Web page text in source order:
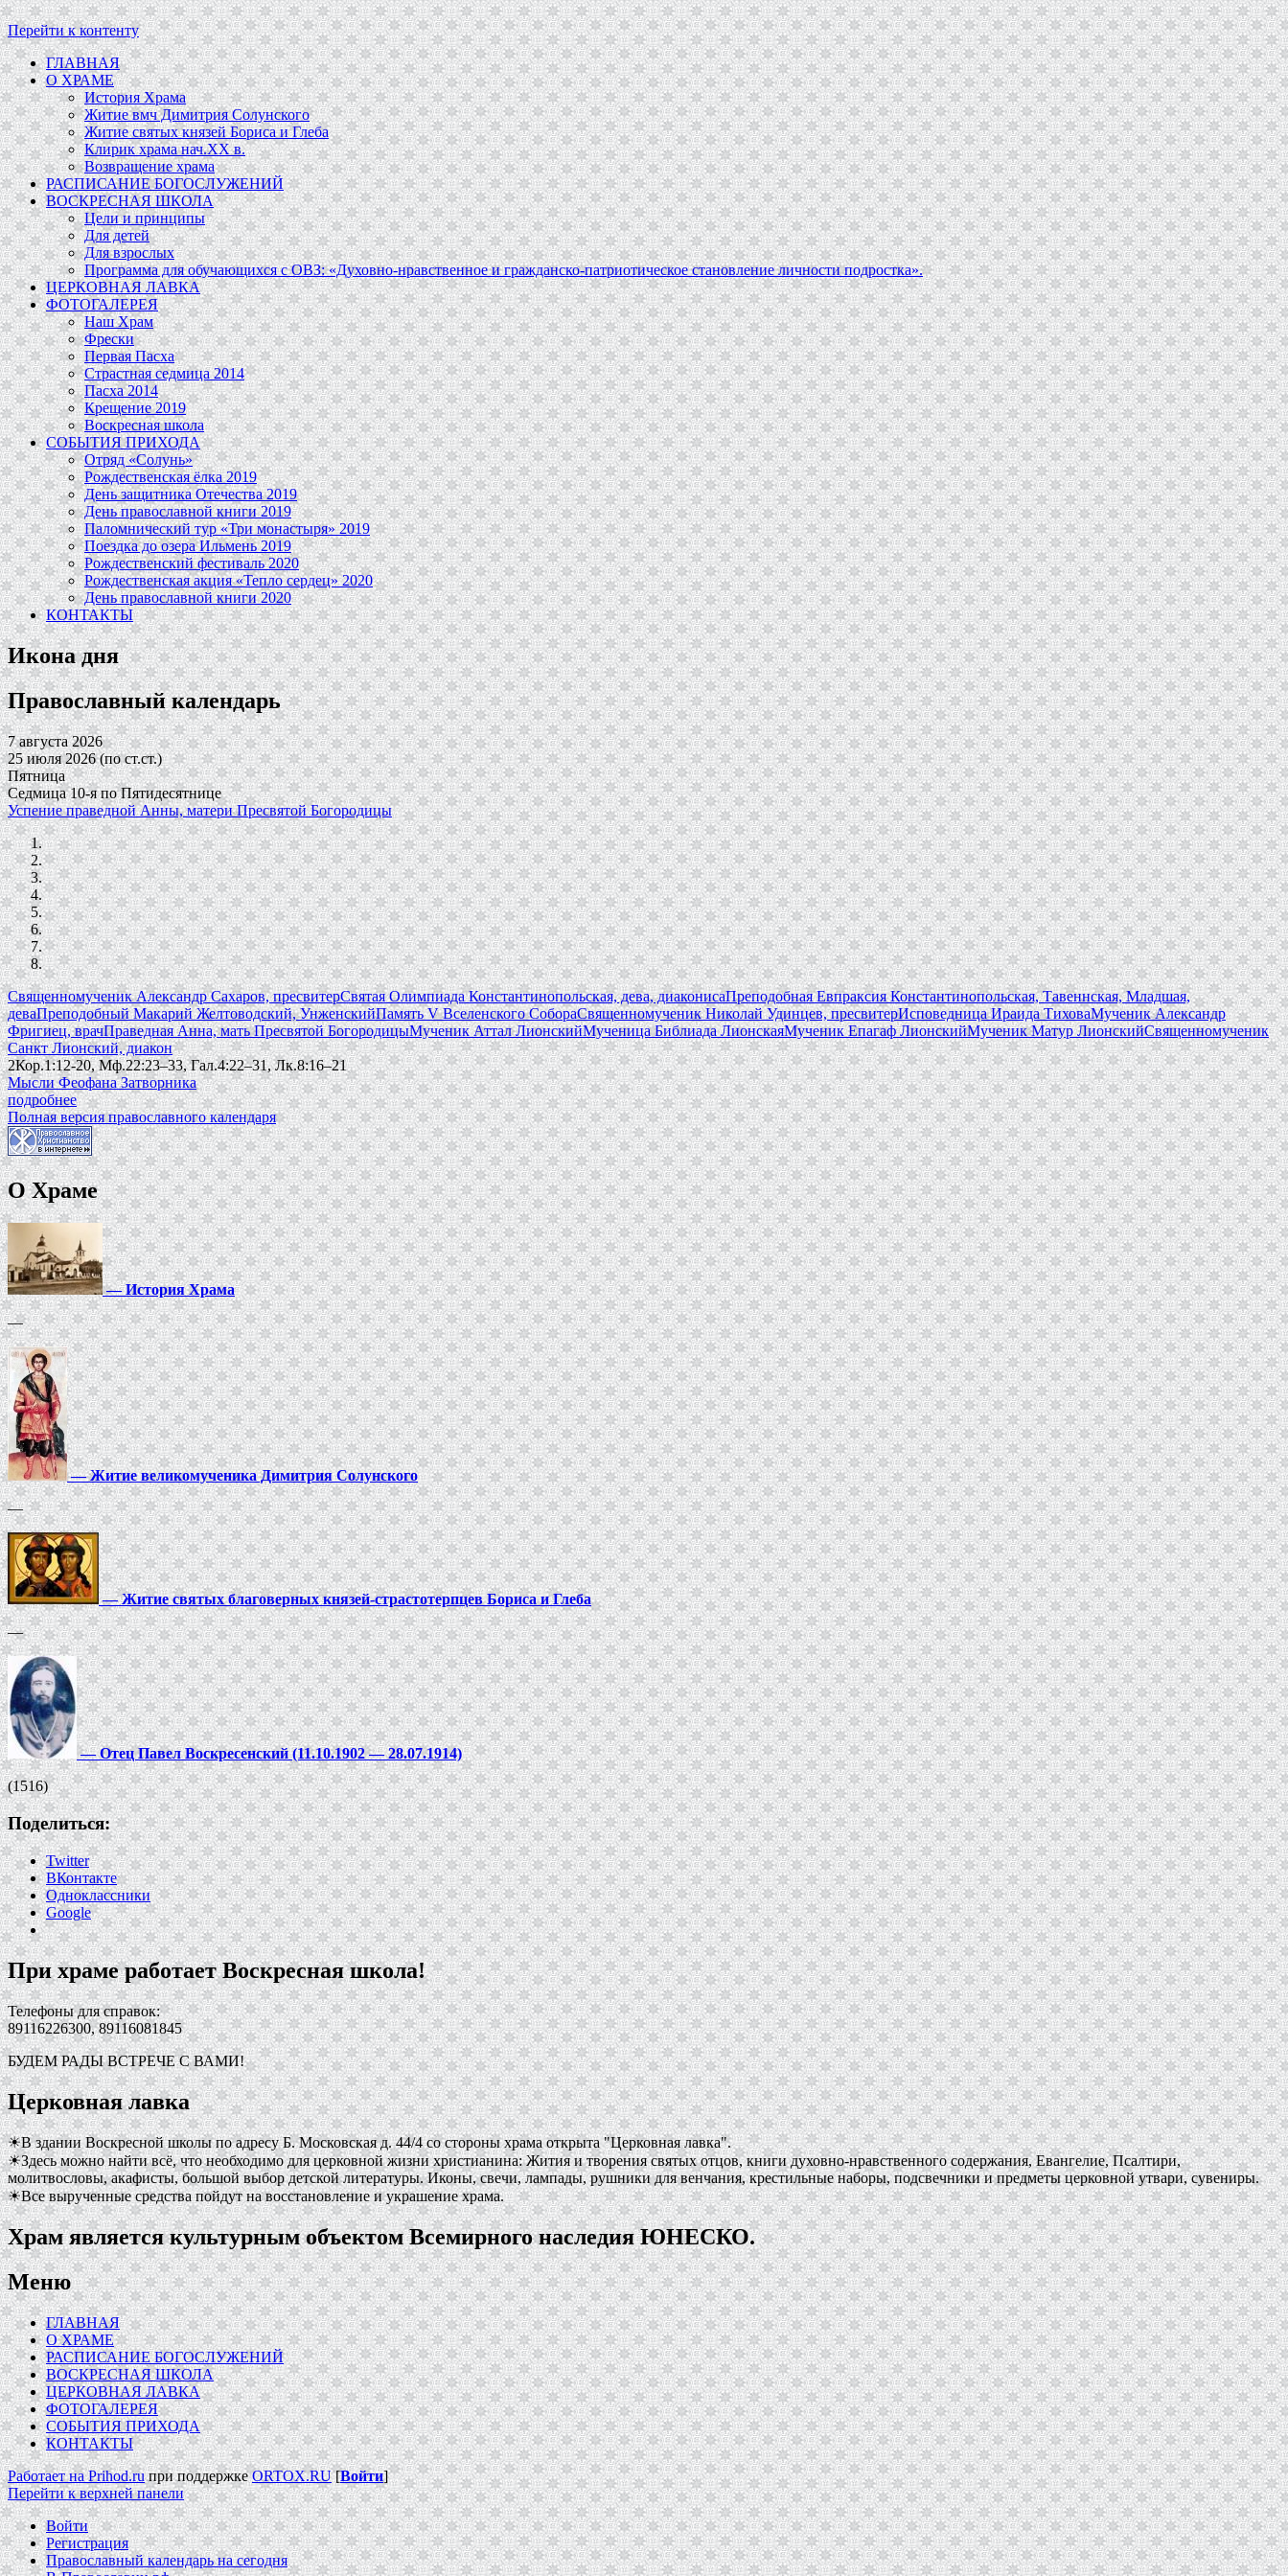
Перейти к контенту
ГЛАВНАЯ
О ХРАМЕ
История Храма
Житие вмч Димитрия Солунского
Житие святых князей Бориса и Глеба
Клирик храма нач.ХХ в.
Возвращение храма
РАСПИСАНИЕ БОГОСЛУЖЕНИЙ
ВОСКРЕСНАЯ ШКОЛА
Цели и принципы
Для детей
Для взрослых
Программа для обучающихся c ОВЗ: «Духовно-нравственное и гражданско-патриотическое становление личности подростка».
ЦЕРКОВНАЯ ЛАВКА
ФОТОГАЛЕРЕЯ
Наш Храм
Фрески
Первая Пасха
Страстная седмица 2014
Пасха 2014
Крещение 2019
Воскресная школа
СОБЫТИЯ ПРИХОДА
Отряд «Солунь»
Рождественская ёлка 2019
День защитника Отечества 2019
День православной книги 2019
Паломнический тур «Три монастыря» 2019
Поездка до озера Ильмень 2019
Рождественский фестиваль 2020
Рождественская акция «Тепло сердец» 2020
День православной книги 2020
КОНТАКТЫ
Икона дня
Православный календарь
7 августа 2026
25 июля 2026 (по ст.ст.)
Пятница
Седмица 10-я по Пятидесятнице
Успение праведной Анны, матери Пресвятой Богородицы
Священномученик Александр Сахаров, пресвитерСвятая Олимпиада Константинопольская, дева, диаконисаПреподобная Евпраксия Константинопольская, Тавеннская, Младшая,
деваПреподобный Макарий Желтоводский, УнженскийПамять V Вселенского СобораСвященномученик Николай Удинцев, пресвитерИсповедница Ираида ТиховаМученик Александр
Фригиец, врачПраведная Анна, мать Пресвятой БогородицыМученик Аттал ЛионскийМученица Библиада ЛионскаяМученик Епагаф ЛионскийМученик Матур ЛионскийСвященномученик
Санкт Лионский, диакон
2Кор.1:12-20, Мф.22:23–33, Гал.4:22–31, Лк.8:16–21
Мысли Феофана Затворника
подробнее
Полная версия православного календаря
О Храме
—История Храма
—
—Житие великомученика Димитрия Солунского
—
—Житие святых благоверных князей-страстотерпцев Бориса и Глеба
—
—Отец Павел Воскресенский (11.10.1902 — 28.07.1914)
(1516)
Поделиться:
Twitter
ВКонтакте
Одноклассники
Google
При храме работает Воскресная школа!
Телефоны для справок:
89116226300, 89116081845
БУДЕМ РАДЫ ВСТРЕЧЕ С ВАМИ!
Церковная лавка
☀В здании Воскресной школы по адресу Б. Московская д. 44/4 со стороны храма открыта "Церковная лавка".
☀Здесь можно найти всё, что необходимо для церковной жизни христианина: Жития и творения святых отцов, книги духовно-нравственного содержания, Евангелие, Псалтири,
молитвословы, акафисты, большой выбор детской литературы. Иконы, свечи, лампады, рушники для венчания, крестильные наборы, подсвечники и предметы церковной утвари, сувениры.
☀Все вырученные средства пойдут на восстановление и украшение храма.
Храм является культурным объектом Всемирного наследия ЮНЕСКО.
Меню
ГЛАВНАЯ
О ХРАМЕ
РАСПИСАНИЕ БОГОСЛУЖЕНИЙ
ВОСКРЕСНАЯ ШКОЛА
ЦЕРКОВНАЯ ЛАВКА
ФОТОГАЛЕРЕЯ
СОБЫТИЯ ПРИХОДА
КОНТАКТЫ
Работает на Prihod.ruпри поддержкеORTOX.RU[Войти]
Перейти к верхней панели
Войти
Регистрация
Православный календарь на сегодня